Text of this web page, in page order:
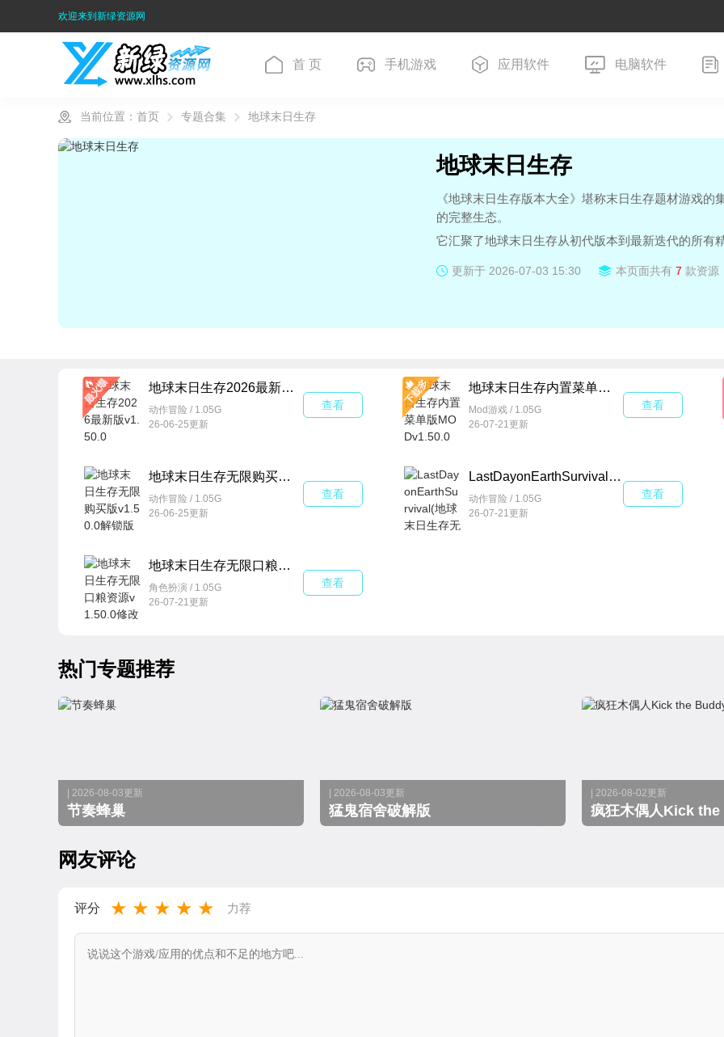
欢迎来到新绿资源网
首 页 手机游戏 应用软件 电脑软件
当前位置： 首页 专题合集 地球末日生存
地球末日生存
《地球末日生存版本大全》堪称末日生存题材游戏
的完整生态。
它汇聚了地球末日生存从初代版本到最新迭代的所
本，融入全新的地图场景、强大的变异怪物、复杂
夯实生存根基；还是资深末日冒险家，渴望在最新
全》都能满足你的需求，带你深度领略地球末日生
更新于 2026-07-03 15:30 本页面共有 7 款资源
地球末日生存2026最新版v1.50.0
动作冒险 / 1.05G
26-06-25更新
查看
地球末日生存内置菜单版MODv1.50.0安卓最新版
Mod游戏 / 1.05G
26-07-21更新
查看
地球末日生存无限购买版v1.50.0解锁版
动作冒险 / 1.05G
26-06-25更新
查看
LastDayonEarthSurvival(地球末日生存无限体力修改器版)v1.50.0内购版
动作冒险 / 1.05G
26-07-21更新
查看
地球末日生存无限口粮资源v1.50.0修改版
角色扮演 / 1.05G
26-07-21更新
查看
热门专题推荐
| 2026-08-03更新
节奏蜂巢
| 2026-08-03更新
猛鬼宿舍破解版
| 2026-08-02更新
网友评论
评分 ★ ★ ★ ★ ★ 力荐